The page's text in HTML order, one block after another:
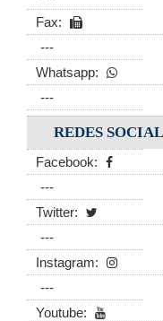
Fax:
---
Whatsapp:
---
REDES
Facebook:
---
Twitter:
---
Instagram:
---
Youtube: